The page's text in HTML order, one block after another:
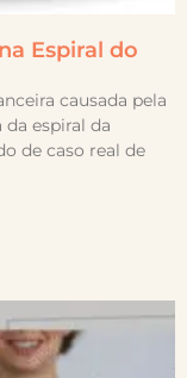
Espiral do
causada pela
espiral da
de caso real de